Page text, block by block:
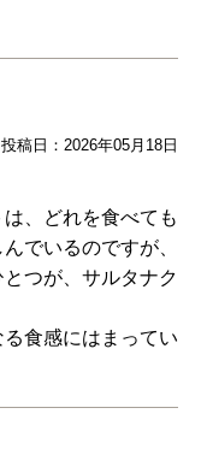
投稿日： 2026年05月18日
、どれを食べても
でいるのですが、
つが、サルタナク
食感にはまってい